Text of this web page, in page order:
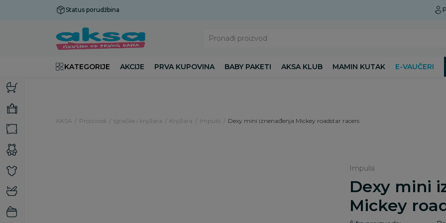
Status porudžbina
Pronađi proizvod
KATEGORIJE AKCIJE PRVA KUPOVINA BABY PAKETI AKSA KLUB MAMIN KUTAK E-VAUČERI
AKSA Proizvodi Igračke i knjižara Knjižara Impulsi Dexy mini iznenađenja Mickey roadstar racers
Impulsi
Dexy mini
Mickey